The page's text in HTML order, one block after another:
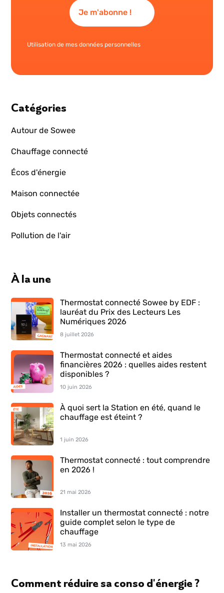
Utilisation de mes données personnelles
Catégories
Autour de Sowee
Chauffage connecté
Écos d'énergie
Maison connectée
Objets connectés
Pollution de l'air
À la une
Thermostat connecté Sowee by EDF :
lauréat du Prix des Lecteurs Les
Numériques 2026
8 juillet 2026
Thermostat connecté et aides
financières 2026 : quelles aides restent
disponibles ?
10 juin 2026
À quoi sert la Station en été, quand le
chauffage est éteint ?
1 juin 2026
Thermostat connecté : tout comprendre
en 2026 !
21 mai 2026
Installer un thermostat connecté : notre
guide complet selon le type de
chauffage
13 mai 2026
Comment réduire sa conso d'énergie ?